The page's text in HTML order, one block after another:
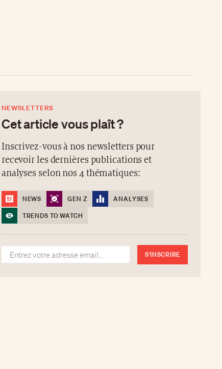
NEWSLETTERS
Cet article vous plaît ?
Inscrivez-vous à nos newsletters pour
recevoir les dernières publications et
analyses selon nos 4 thématiques:
NEWS GEN Z
ANALYSES
TRENDS TO WATCH
S'INSCRIRE